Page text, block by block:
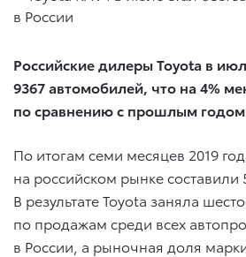
Российские дилеры Toyota в
9367 автомобилей, что на 4%
по сравнению с прошлым
По итогам семи месяцев 2019
на российском рынке
В результате Toyota заняла
по продажам среди всех
в России, а рыночная доля